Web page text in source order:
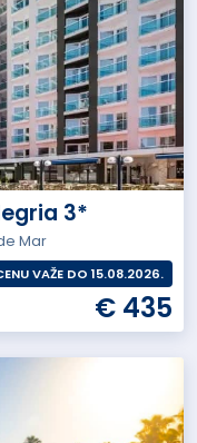
3*
Mar
VAŽE DO 15.08.2026.
€ 435